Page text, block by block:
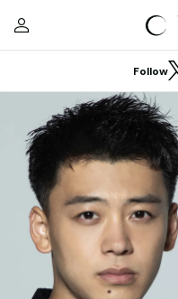
Follow